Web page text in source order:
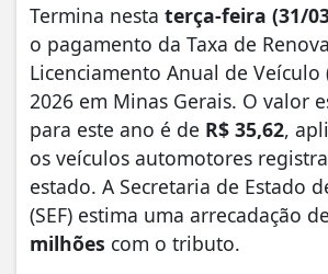
Termina nesta terça-feira (31/
o pagamento da Taxa de
Licenciamento Anual de Veículo
2026 em Minas Gerais. O valor
para este ano é de R$ 35,62,
os veículos automotores
estado. A Secretaria de Estado
(SEF) estima uma arrecadação de
milhões com o tributo.